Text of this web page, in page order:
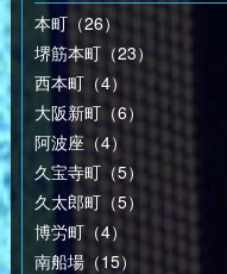
本町（26）
堺筋本町（23）
西本町（4）
大阪新町（6）
阿波座（4）
久宝寺町（5）
久太郎町（5）
博労町（4）
南船場（15）